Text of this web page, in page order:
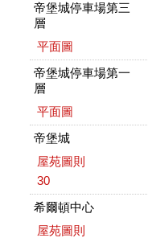
帝堡城停車場第三
層
平面圖
帝堡城停車場第一
層
平面圖
帝堡城
屋苑圖則
30
希爾頓中心
屋苑圖則